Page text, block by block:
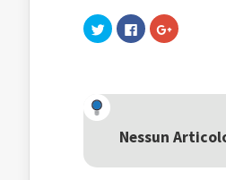
Fai
clic
(Si
apre
una
nuova
Fai
clic
nuova
finestra)
Fai
clic
una
nuova
Nessun